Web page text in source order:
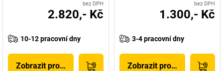
bez DPH
2.820,- Kč
10-12 pracovní dny
Zobrazit produkt
bez DPH
1.300,- Kč
3-4 pracovní dny
Zobrazit produkt